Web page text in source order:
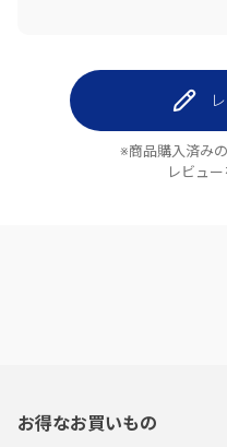
※商品購入済み
レビュ
お得なお買いもの